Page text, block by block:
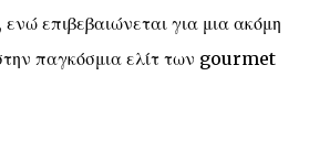
, ενώ επιβεβαιώνεται για μια ακόμη
παγκόσμια ελίτ των gourmet